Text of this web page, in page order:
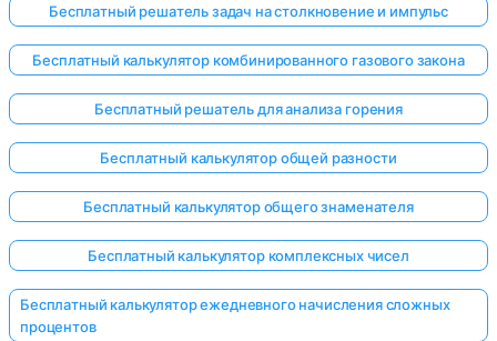
Бесплатный решатель задач на столкновение и импульс
Бесплатный калькулятор комбинированного газового закона
Бесплатный решатель для анализа горения
Бесплатный калькулятор общей разности
Бесплатный калькулятор общего знаменателя
Бесплатный калькулятор комплексных чисел
Бесплатный калькулятор ежедневного начисления сложных
процентов